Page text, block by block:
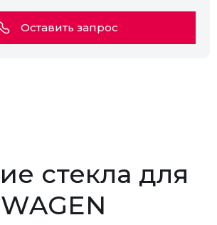
Оставить запрос
стекла для